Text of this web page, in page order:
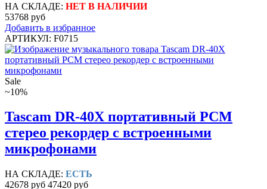
НА СКЛАДЕ: НЕТ В НАЛИЧИИ
53768 руб
Добавить в избранное
АРТИКУЛ: F0715
Sale
~10%
Tascam DR-40X портативный PCM
стерео рекордер с встроенными
микрофонами
НА СКЛАДЕ: ЕСТЬ
42678 руб 47420 руб